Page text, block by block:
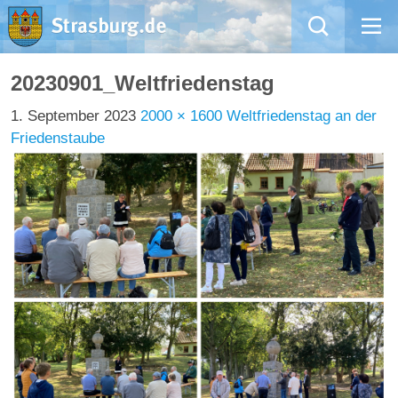
Mängelmeldung
Aktuelles
Rathaus
Natur – Kultur – Tourismus
Wirtschaft
Kommentarrichtlinien und Netiquette für unsere Social Media-Kanäle
Willkommen in Strasburg (Uckermark)
20230901_Weltfriedenstag
1. September 2023 2000 × 1600 Weltfriedenstag an der
Friedenstaube